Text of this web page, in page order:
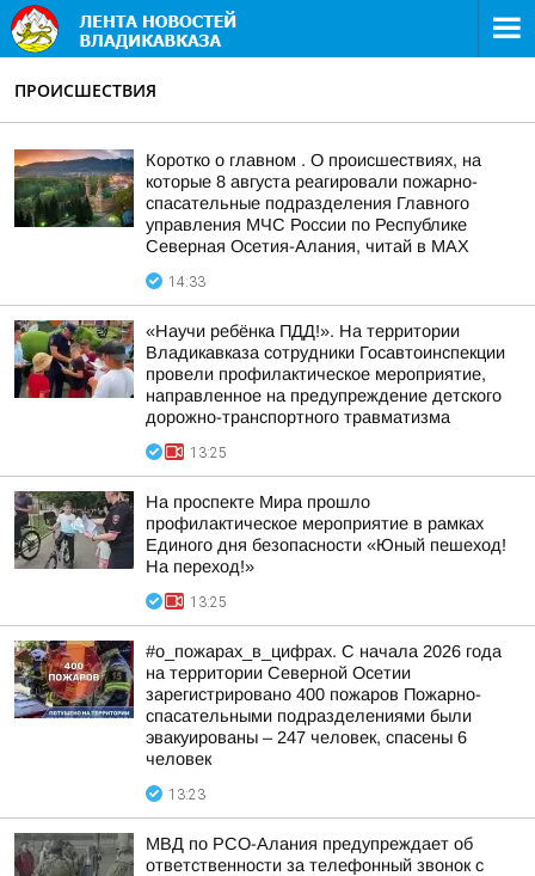
ПРОИСШЕСТВИЯ
Коротко о главном . О происшествиях, на
которые 8 августа реагировали пожарно-
спасательные подразделения Главного
управления МЧС России по Республике
Северная Осетия-Алания, читай в МАХ
14:33
«Научи ребёнка ПДД!». На территории
Владикавказа сотрудники Госавтоинспекции
провели профилактическое мероприятие,
направленное на предупреждение детского
дорожно-транспортного травматизма
13:25
На проспекте Мира прошло
профилактическое мероприятие в рамках
Единого дня безопасности «Юный пешеход!
На переход!»
13:25
#о_пожарах_в_цифрах. С начала 2026 года
на территории Северной Осетии
зарегистрировано 400 пожаров Пожарно-
спасательными подразделениями были
эвакуированы – 247 человек, спасены 6
человек
13:23
МВД по РСО-Алания предупреждает об
ответственности за телефонный звонок с